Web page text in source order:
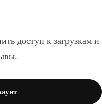
доступ к загрузкам и